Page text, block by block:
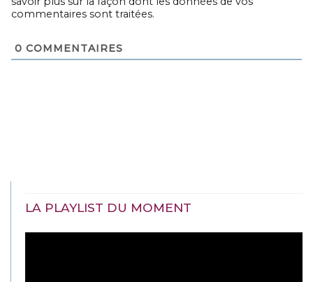
commentaires sont traitées.
0 COMMENTAIRES
LA PLAYLIST DU MOMENT